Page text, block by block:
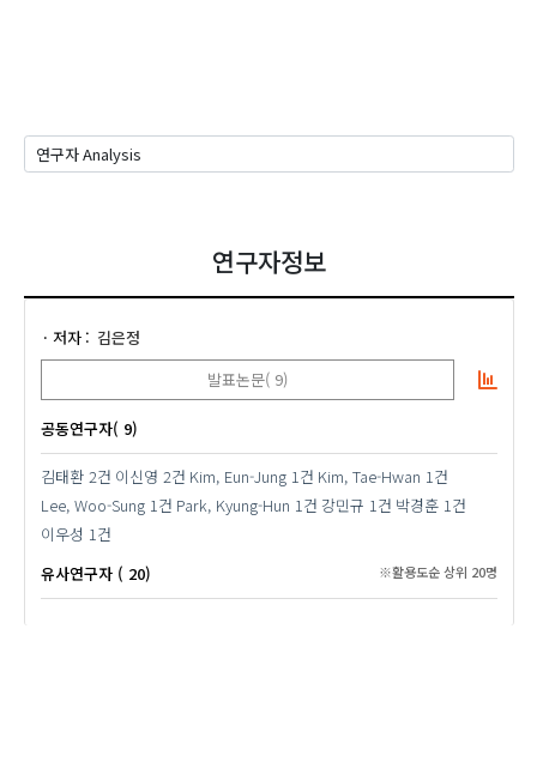
연구자정보
저자
김은정
발표논문( 9)
공동연구자( 9)
김태환 2건 이신영 2건 Kim, Eun-Jung 1건 Kim, Tae-Hwan 1건
Lee, Woo-Sung 1건 Park, Kyung-Hun 1건 강민규 1건 박경훈 1건
이우성 1건
유사연구자 ( 20)
※활용도순 상위 20명